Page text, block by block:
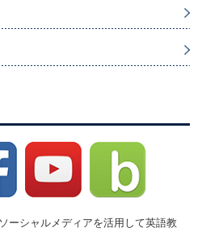
ーシャルメディアを活用して英語教